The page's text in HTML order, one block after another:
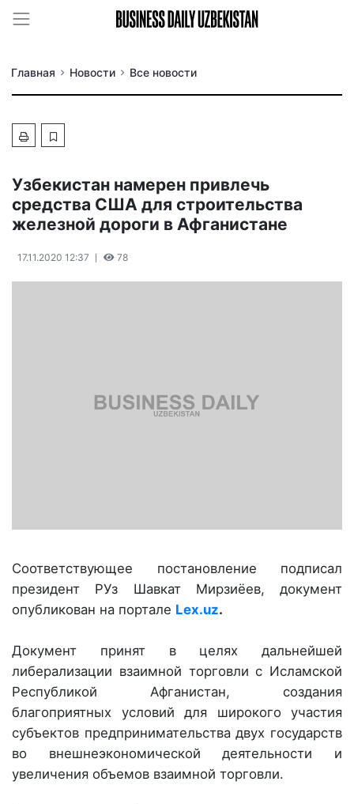
Главная Новости Все новости
Узбекистан намерен привлечь
средства США для строительства
железной дороги в Афганистане
17.11.2020 12:37 78
Соответствующее постановление подписал
президент РУз Шавкат Мирзиёев, документ
опубликован на портале Lex.uz.
Документ принят в целях дальнейшей
либерализации взаимной торговли с Исламской
Республикой Афганистан, создания
благоприятных условий для широкого участия
субъектов предпринимательства двух государств
во внешнеэкономической деятельности и
увеличения объемов взаимной торговли.